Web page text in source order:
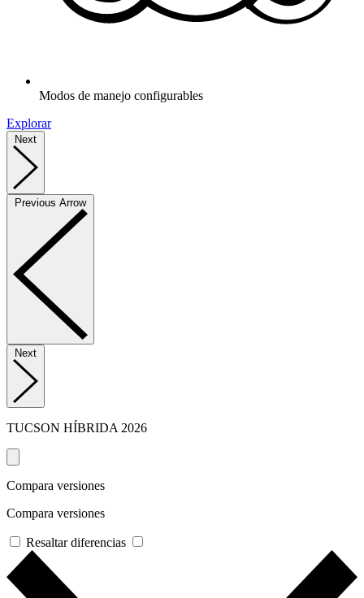
Modos de manejo configurables
Explorar
Next
Previous Arrow
Next
TUCSON HÍBRIDA 2026
Compara versiones
Compara versiones
Resaltar diferencias